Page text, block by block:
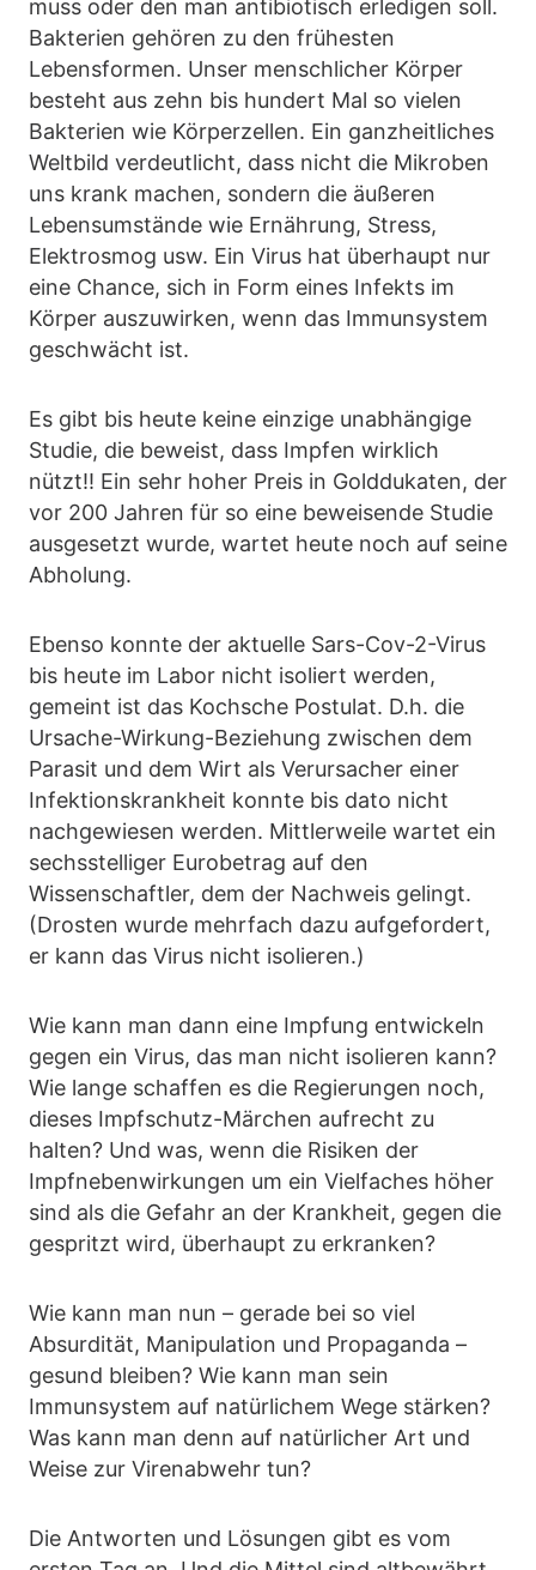
muss oder den man antibiotisch erledigen soll.
Bakterien gehören zu den frühesten
Lebensformen. Unser menschlicher Körper
besteht aus zehn bis hundert Mal so vielen
Bakterien wie Körperzellen. Ein ganzheitliches
Weltbild verdeutlicht, dass nicht die Mikroben
uns krank machen, sondern die äußeren
Lebensumstände wie Ernährung, Stress,
Elektrosmog usw. Ein Virus hat überhaupt nur
eine Chance, sich in Form eines Infekts im
Körper auszuwirken, wenn das Immunsystem
geschwächt ist.
Es gibt bis heute keine einzige unabhängige
Studie, die beweist, dass Impfen wirklich
nützt!! Ein sehr hoher Preis in Golddukaten, der
vor 200 Jahren für so eine beweisende Studie
ausgesetzt wurde, wartet heute noch auf seine
Abholung.
Ebenso konnte der aktuelle Sars-Cov-2-Virus
bis heute im Labor nicht isoliert werden,
gemeint ist das Kochsche Postulat. D.h. die
Ursache-Wirkung-Beziehung zwischen dem
Parasit und dem Wirt als Verursacher einer
Infektionskrankheit konnte bis dato nicht
nachgewiesen werden. Mittlerweile wartet ein
sechsstelliger Eurobetrag auf den
Wissenschaftler, dem der Nachweis gelingt.
(Drosten wurde mehrfach dazu aufgefordert,
er kann das Virus nicht isolieren.)
Wie kann man dann eine Impfung entwickeln
gegen ein Virus, das man nicht isolieren kann?
Wie lange schaffen es die Regierungen noch,
dieses Impfschutz-Märchen aufrecht zu
halten? Und was, wenn die Risiken der
Impfnebenwirkungen um ein Vielfaches höher
sind als die Gefahr an der Krankheit, gegen die
gespritzt wird, überhaupt zu erkranken?
Wie kann man nun – gerade bei so viel
Absurdität, Manipulation und Propaganda –
gesund bleiben? Wie kann man sein
Immunsystem auf natürlichem Wege stärken?
Was kann man denn auf natürlicher Art und
Weise zur Virenabwehr tun?
Die Antworten und Lösungen gibt es vom